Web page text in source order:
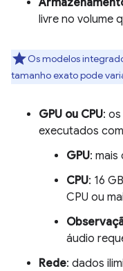
livre no volume
Os modelos
tamanho exato pode
GPU ou CPU:
executados
GPU: mais
CPU: 16
CPU ou
áudio
Rede: dados